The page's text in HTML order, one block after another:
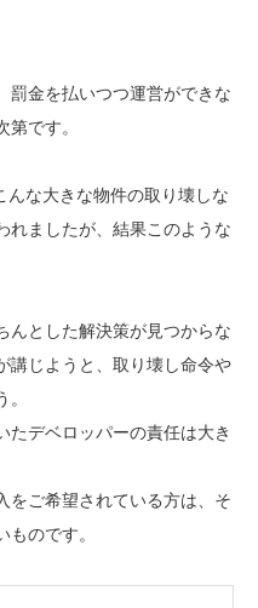
罰金を払いつつ運営ができな
です。
んな大きな物件の取り壊しな
れましたが、結果このような
んとした解決策が見つからな
講じようと、取り壊し命令や
たデベロッパーの責任は大き
をご希望されている方は、そ
のです。